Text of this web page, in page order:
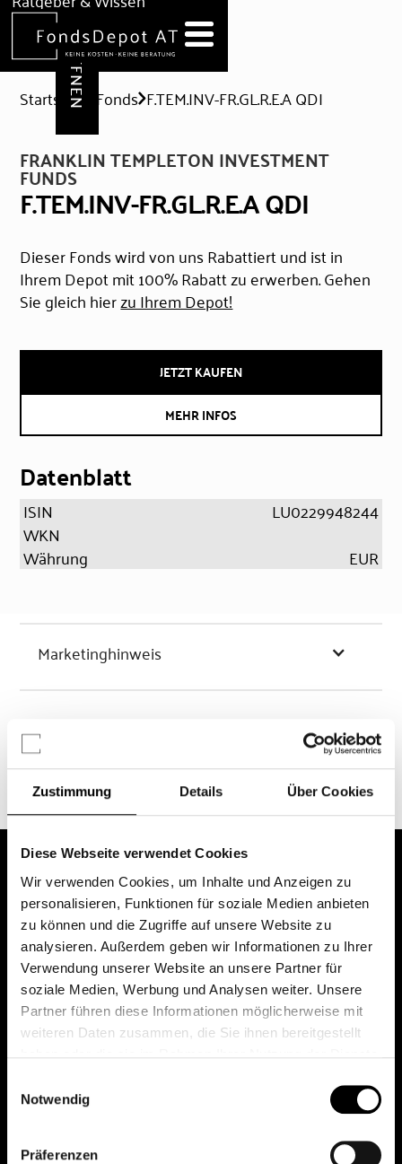
Zustimmung Details Über Cookies
Diese Webseite verwendet Cookies
Wir verwenden Cookies, um Inhalte und Anzeigen zu
personalisieren, Funktionen für soziale Medien anbieten
zu können und die Zugriffe auf unsere Website zu
analysieren. Außerdem geben wir Informationen zu Ihrer
Verwendung unserer Website an unsere Partner für
soziale Medien, Werbung und Analysen weiter. Unsere
Partner führen diese Informationen möglicherweise mit
weiteren Daten zusammen, die Sie ihnen bereitgestellt
Notwendig
Präferenzen
Hilfe & Formulare
DEPOT ERÖFFNEN
Startseite Fonds F.TEM.INV-FR.GL.R.E.A QDI
FRANKLIN TEMPLETON INVESTMENT
FUNDS
F.TEM.INV-FR.GL.R.E.A QDI
Dieser Fonds wird von uns Rabattiert und ist in
Ihrem Depot mit 100% Rabatt zu erwerben. Gehen
Sie gleich hierzu Ihrem Depot!
JETZT KAUFEN
MEHR INFOS
Datenblatt
ISIN
LU0229948244
WKN
Währung
EUR
Marketinghinweis
Chancen & Risiken
Das erste Depot in Österreich mit 0€ Kontoführung,
0€ Ausgabeaufschlag und 0€ Depotgebühren bei
© 2026 FondsDepot AT